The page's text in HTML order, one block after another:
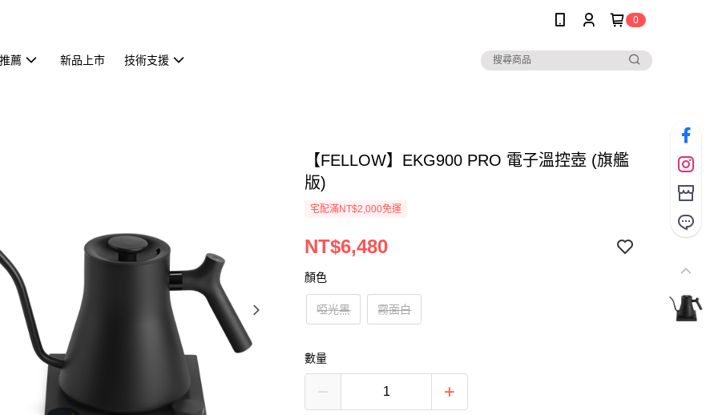
0
薦 新品上市 技術支援
【FELLOW】EKG900 PRO 電子溫控壺 (旗艦
版)
宅配滿NT$2,000免運
NT$6,480
顏色
啞光黑 霧面白
數量